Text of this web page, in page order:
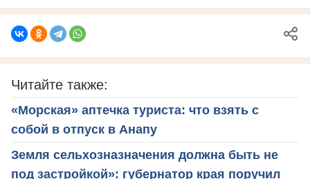
Читайте также:
«Морская» аптечка туриста: что взять с
собой в отпуск в Анапу
Земля сельхозназначения должна быть не
под застройкой»: губернатор края поручил